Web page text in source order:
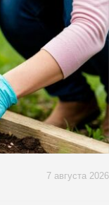
7 августа 2026